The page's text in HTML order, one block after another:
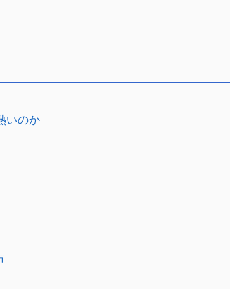
いのか